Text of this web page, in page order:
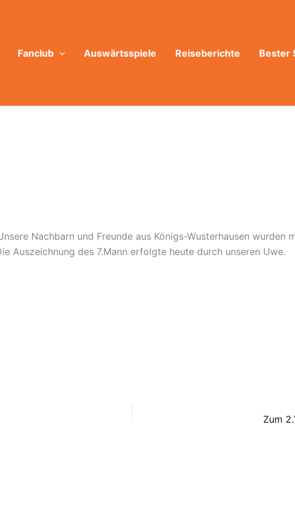
Fanclub Auswärtsspiele Reiseberichte Bester
Nachbarn und Freunde aus Königs-Wusterhausen wurden
Auszeichnung des 7.Mann erfolgte heute durch unseren Uwe.
Zum